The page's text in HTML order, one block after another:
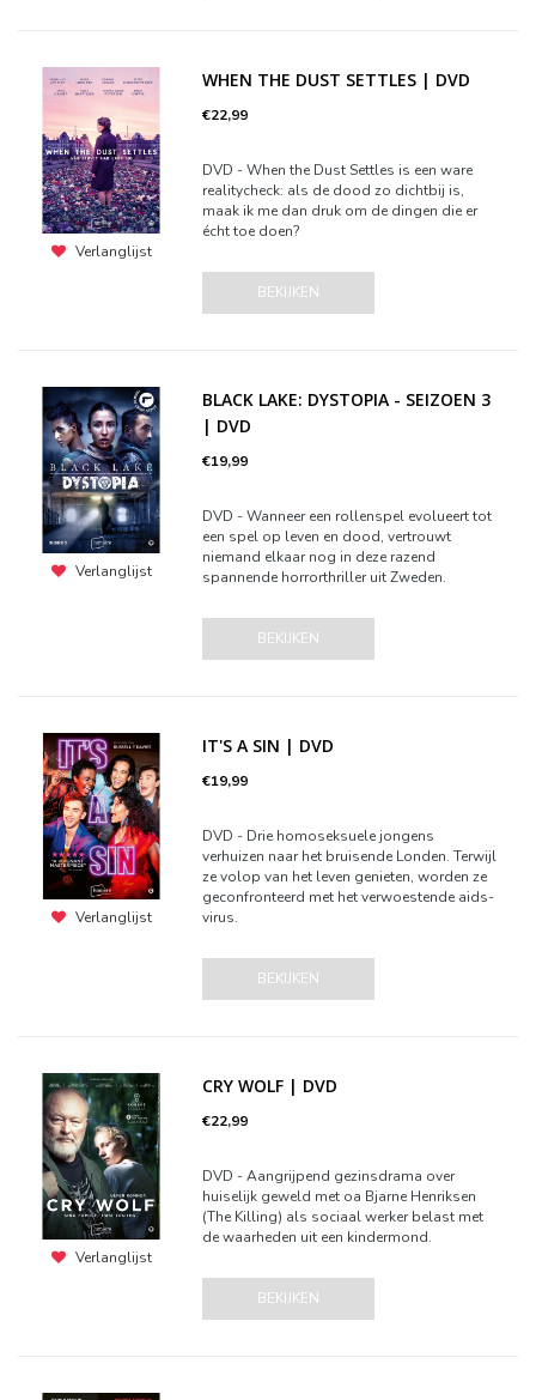
Verlanglijst
WHEN THE DUST SETTLES | DVD
€22,99
DVD - When the Dust Settles is een ware
realitycheck: als de dood zo dichtbij is,
maak ik me dan druk om de dingen die er
écht toe doen?
BEKIJKEN
Verlanglijst
BLACK LAKE: DYSTOPIA - SEIZOEN 3
| DVD
€19,99
DVD - Wanneer een rollenspel evolueert tot
een spel op leven en dood, vertrouwt
niemand elkaar nog in deze razend
spannende horrorthriller uit Zweden.
BEKIJKEN
Verlanglijst
IT'S A SIN | DVD
€19,99
DVD - Drie homoseksuele jongens
verhuizen naar het bruisende Londen. Terwijl
ze volop van het leven genieten, worden ze
geconfronteerd met het verwoestende aids-
virus.
BEKIJKEN
Verlanglijst
CRY WOLF | DVD
€22,99
DVD - Aangrijpend gezinsdrama over
huiselijk geweld met oa Bjarne Henriksen
(The Killing) als sociaal werker belast met
de waarheden uit een kindermond.
BEKIJKEN